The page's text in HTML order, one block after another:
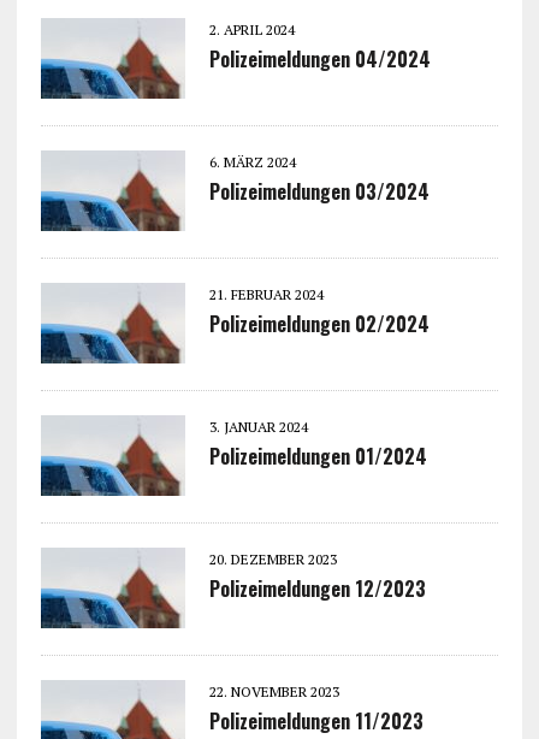
2. APRIL 2024
Polizeimeldungen 04/2024
6. MÄRZ 2024
Polizeimeldungen 03/2024
21. FEBRUAR 2024
Polizeimeldungen 02/2024
3. JANUAR 2024
Polizeimeldungen 01/2024
20. DEZEMBER 2023
Polizeimeldungen 12/2023
22. NOVEMBER 2023
Polizeimeldungen 11/2023